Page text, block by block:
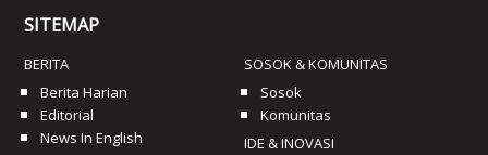
SITEMAP
BERITA
Berita Harian
Editorial
News In English
SOSOK & KOMUNITAS
Sosok
Komunitas
IDE & INOVASI